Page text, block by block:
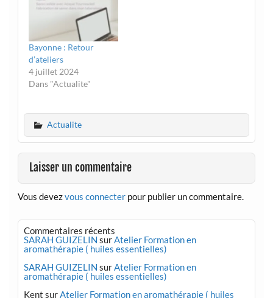
Bayonne : Retour
d’ateliers
4 juillet 2024
Dans "Actualite"
Actualite
Laisser un commentaire
Vous devezvous connecterpour publier un commentaire.
Commentaires récents
SARAH GUIZELIN sur Atelier Formation en
aromathérapie ( huiles essentielles)
SARAH GUIZELIN surAtelier Formation en
aromathérapie ( huiles essentielles)
Kent surAtelier Formation en aromathérapie ( huiles